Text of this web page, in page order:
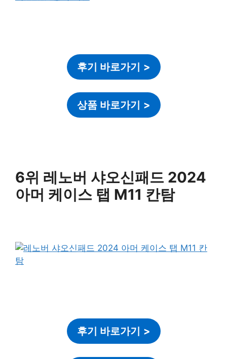
후기 바로가기 >
상품 바로가기 >
6위 레노버 샤오신패드 2024
아머 케이스 탭 M11 칸탐
후기 바로가기 >